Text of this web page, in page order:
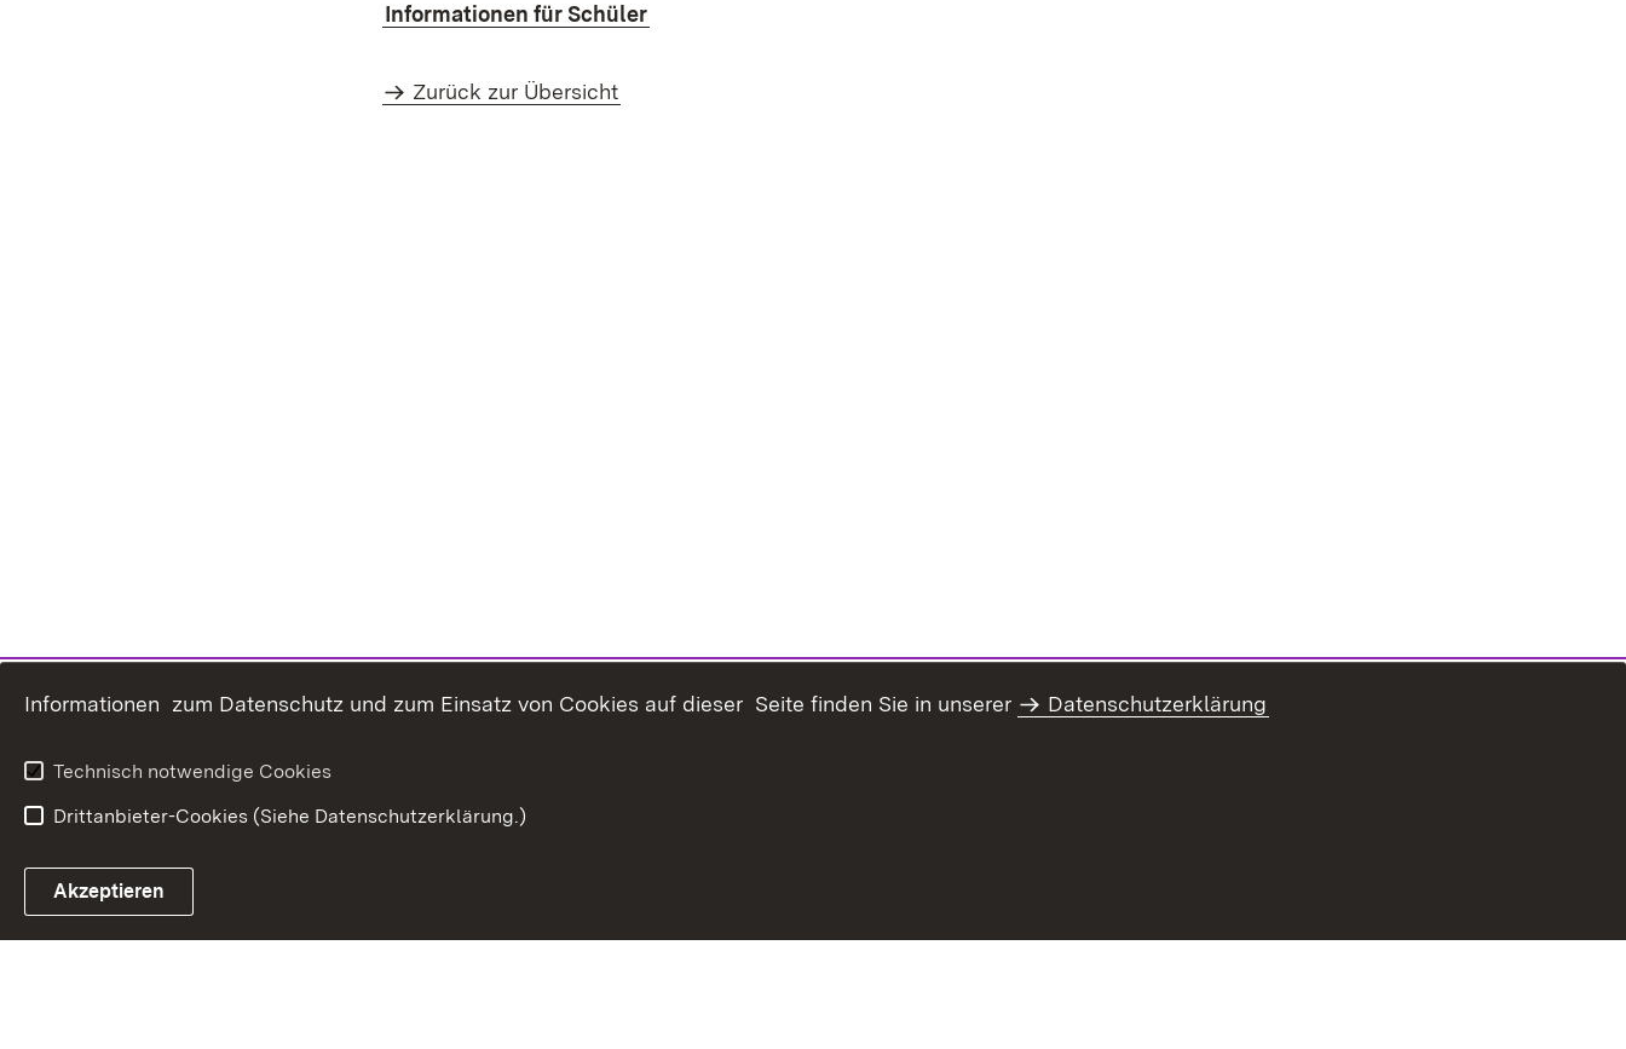
Informationen für Schüler
Zurück zur Übersicht
Informationen zum Datenschutz und zum Einsatz von Cookies auf dieser Seite finden Sie in unserer Datenschutzerklärung
Technisch notwendige Cookies
Drittanbieter-Cookies (Siehe Datenschutzerklärung.)
Akzeptieren